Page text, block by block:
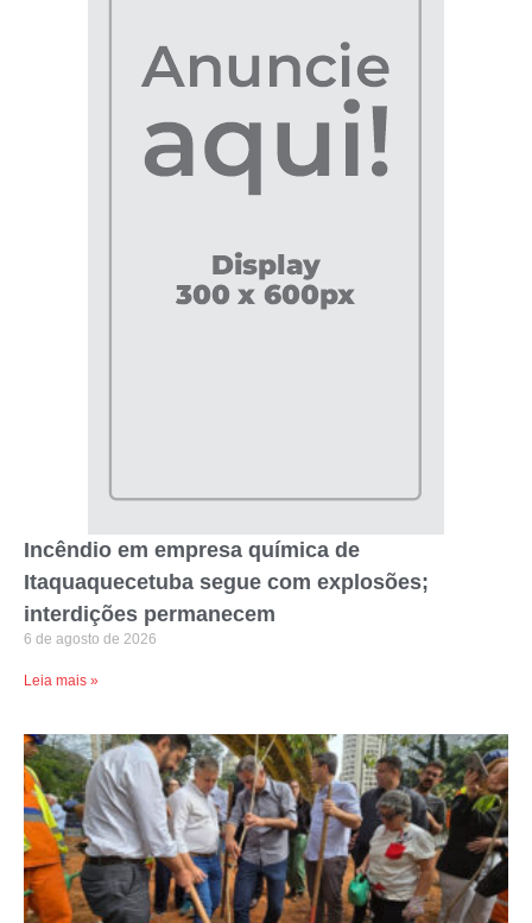
Incêndio em empresa química de
Itaquaquecetuba segue com explosões;
interdições permanecem
6 de agosto de 2026
Leia mais »